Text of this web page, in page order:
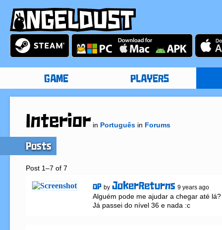
GAME PLAYERS
Interior in Portuguêsin Forums
Posts
Post 1–7 of 7
OP by JokerReturns 9 years ago
Alguém pode me ajudar a chegar até lá?
Já passei do nível 36 e nada :c